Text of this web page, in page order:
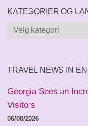
KATEGORIER OG
Kategorier
TRAVEL NEWS IN
Georgia Sees an
Visitors
06/08/2026